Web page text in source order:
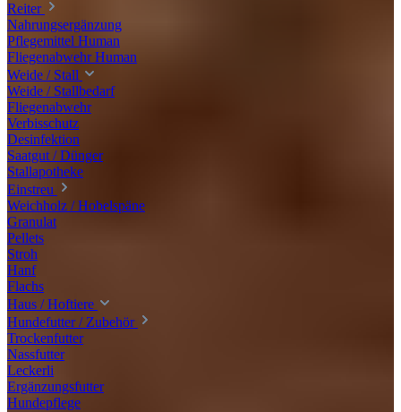
Reiter
Nahrungsergänzung
Pflegemittel Human
Fliegenabwehr Human
Weide / Stall
Weide / Stallbedarf
Fliegenabwehr
Verbisschutz
Desinfektion
Saatgut / Dünger
Stallapotheke
Einstreu
Weichholz / Hobelspäne
Granulat
Pellets
Stroh
Hanf
Flachs
Haus / Hoftiere
Hundefutter / Zubehör
Trockenfutter
Nassfutter
Leckerli
Ergänzungsfutter
Hundepflege